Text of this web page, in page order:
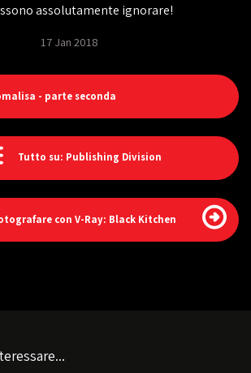
assolutamente ignorare!
17 Jan 2018
- parte seconda
Tutto su: Publishing Division
con V-Ray: Black Kitchen